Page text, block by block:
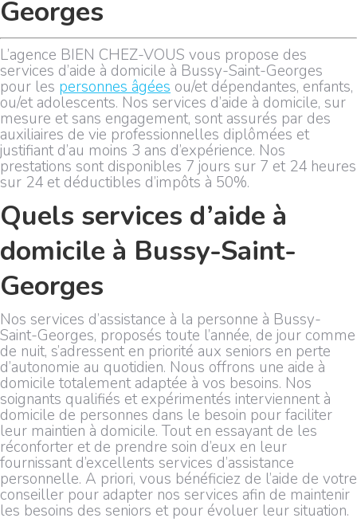
Georges
L’agence BIEN CHEZ-VOUS vous propose des
services d’aide à domicile à Bussy-Saint-Georges
pour les personnes âgées ou/et dépendantes, enfants,
ou/et adolescents. Nos services d’aide à domicile, sur
mesure et sans engagement, sont assurés par des
auxiliaires de vie professionnelles diplômées et
justifiant d’au moins 3 ans d’expérience. Nos
prestations sont disponibles 7 jours sur 7 et 24 heures
sur 24 et déductibles d’impôts à 50%.
Quels services d’aide à
domicile à Bussy-Saint-
Georges
Nos services d’assistance à la personne à Bussy-
Saint-Georges, proposés toute l’année, de jour comme
de nuit, s’adressent en priorité aux seniors en perte
d’autonomie au quotidien. Nous offrons une aide à
domicile totalement adaptée à vos besoins. Nos
soignants qualifiés et expérimentés interviennent à
domicile de personnes dans le besoin pour faciliter
leur maintien à domicile. Tout en essayant de les
réconforter et de prendre soin d’eux en leur
fournissant d’excellents services d’assistance
personnelle. A priori, vous bénéficiez de l’aide de votre
conseiller pour adapter nos services afin de maintenir
les besoins des seniors et pour évoluer leur situation.